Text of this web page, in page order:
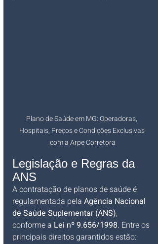
Plano de Saúde em MG: Operadoras,
Hospitais, Preços e Condições Exclusivas
com a Arpe Corretora
Legislação e Regras da
ANS
A contratação de planos de saúde é
regulamentada pela Agência Nacional
de Saúde Suplementar (ANS),
conforme a Lei nº 9.656/1998. Entre os
principais direitos garantidos estão: